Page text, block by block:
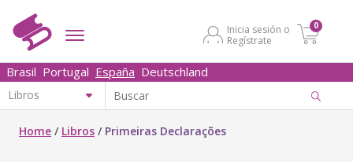
Inicia sesión o
Regístrate
0
Brasil Portugal España Deutschland
Home / Libros / Primeiras Declarações